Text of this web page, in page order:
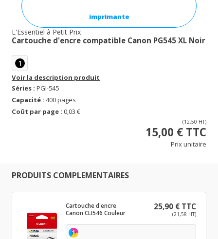
imprimante
L'Essentiel à Petit Prix
Cartouche d'encre compatible Canon PG545 XL Noir
1
Voir la description produit
Séries : PGI-545
Capacité : 400 pages
Coût par page : 0,03 €
(12,50 HT)
15,00 € TTC
Prix unitaire
PRODUITS COMPLEMENTAIRES
Cartouche d'encre
Canon CLI546 Couleur
25,90 € TTC
(21,58 HT)
1